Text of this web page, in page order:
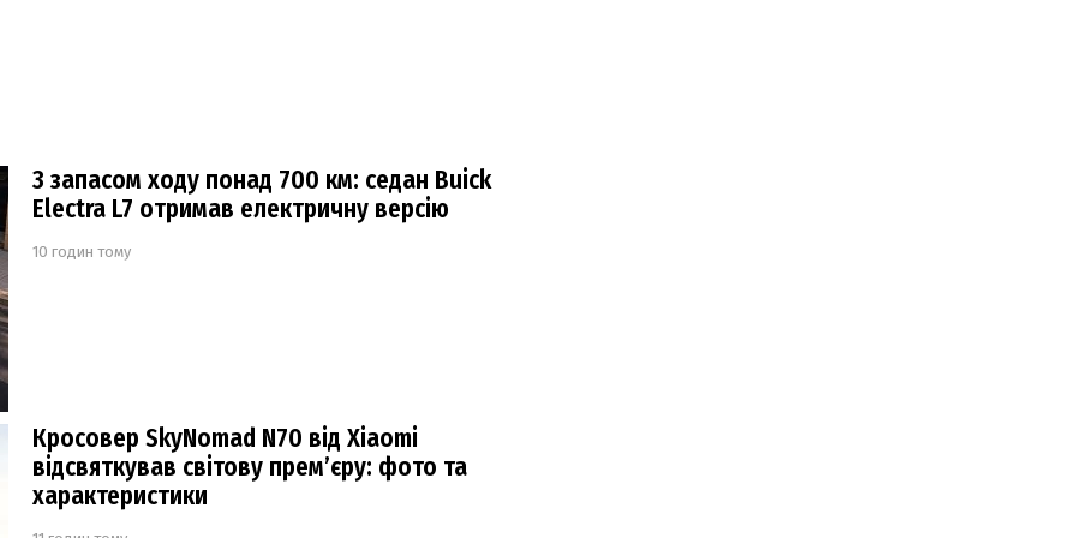
З запасом ходу понад 700 км: седан Buick
Electra L7 отримав електричну версію
10 годин тому
Кросовер SkyNomad N70 від Xiaomi
відсвяткував світову прем’єру: фото та
характеристики